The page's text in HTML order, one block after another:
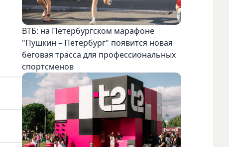
ВТБ: на Петербургском марафоне
"Пушкин – Петербург" появится новая
беговая трасса для профессиональных
спортсменов